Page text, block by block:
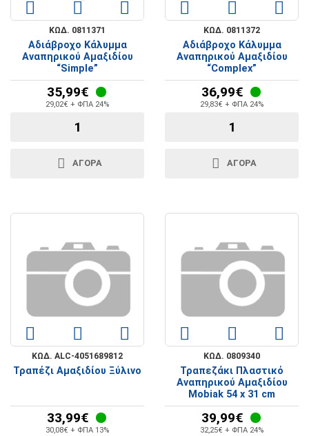
ΚΩΔ. 0811371
Αδιάβροχο Κάλυμμα
Αναπηρικού Αμαξιδίου
“Simple”
35,99€
29,02€ + ΦΠΑ 24%
ΑΓΟΡΑ
ΚΩΔ. 0811372
Αδιάβροχο Κάλυμμα
Αναπηρικού Αμαξιδίου
“Complex”
36,99€
29,83€ + ΦΠΑ 24%
ΑΓΟΡΑ
ΚΩΔ. ALC-4051689812
Τραπέζι Αμαξιδίου Ξύλινο
33,99€
30,08€ + ΦΠΑ 13%
ΚΩΔ. 0809340
Τραπεζάκι Πλαστικό
Αναπηρικού Αμαξιδίου
Mobiak 54 x 31 cm
39,99€
32,25€ + ΦΠΑ 24%